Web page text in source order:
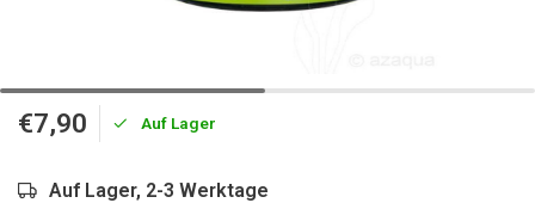
€7,90 Auf Lager
Auf Lager, 2-3 Werktage